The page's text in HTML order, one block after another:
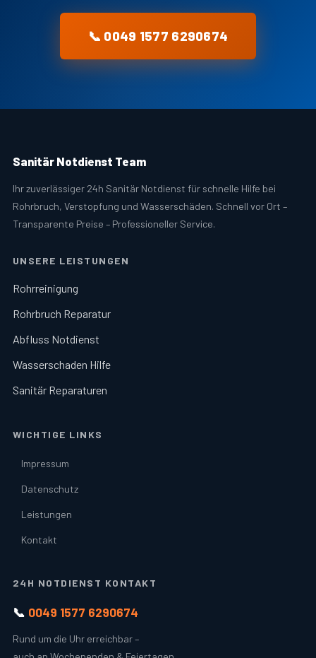
📞 0049 1577 6290674
Sanitär Notdienst Team
Ihr zuverlässiger 24h Sanitär Notdienst für schnelle Hilfe bei
Rohrbruch, Verstopfung und Wasserschäden. Schnell vor Ort –
Transparente Preise – Professioneller Service.
UNSERE LEISTUNGEN
Rohrreinigung
Rohrbruch Reparatur
Abfluss Notdienst
Wasserschaden Hilfe
Sanitär Reparaturen
WICHTIGE LINKS
Impressum
Datenschutz
Leistungen
Kontakt
24H NOTDIENST KONTAKT
📞 0049 1577 6290674
Rund um die Uhr erreichbar –